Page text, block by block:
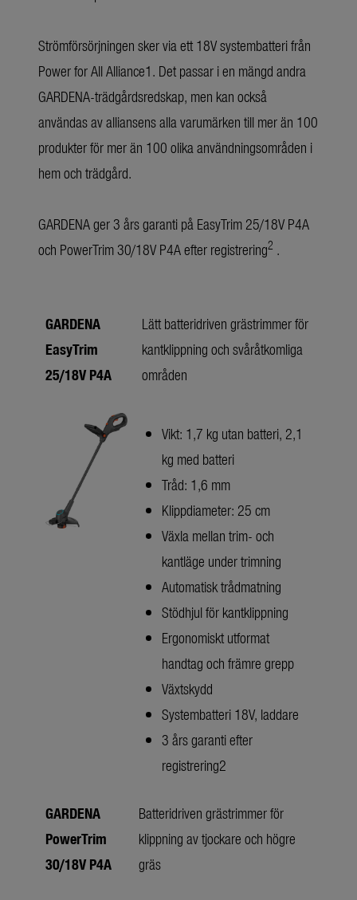
Strömförsörjningen sker via ett 18V systembatteri från
Power for All Alliance1. Det passar i en mängd andra
GARDENA-trädgårdsredskap, men kan också
användas av alliansens alla varumärken till mer än 100
produkter för mer än 100 olika användningsområden i
hem och trädgård.
GARDENA ger 3 års garanti på EasyTrim 25/18V P4A
och PowerTrim 30/18V P4A efter registrering2 .
GARDENA
EasyTrim
25/18V P4A
Lätt batteridriven grästrimmer för
kantklippning och svåråtkomliga
områden
Vikt: 1,7 kg utan batteri, 2,1
kg med batteri
Tråd: 1,6 mm
Klippdiameter: 25 cm
Växla mellan trim- och
kantläge under trimning
Automatisk trådmatning
Stödhjul för kantklippning
Ergonomiskt utformat
handtag och främre grepp
Växtskydd
Systembatteri 18V, laddare
3 års garanti efter
registrering2
GARDENA
PowerTrim
30/18V P4A
Batteridriven grästrimmer för
klippning av tjockare och högre
gräs